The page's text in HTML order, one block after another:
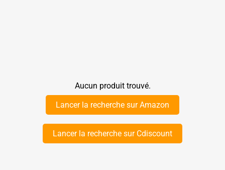
Aucun produit trouvé.
Lancer la recherche sur Amazon
Lancer la recherche sur Cdiscount